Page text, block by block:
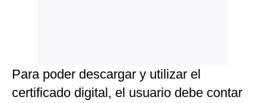
Para poder descargar y utilizar el
certificado digital, el usuario debe contar